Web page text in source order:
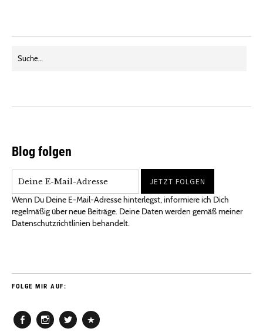
Blog folgen
Wenn Du Deine E-Mail-Adresse hinterlegst, informiere ich Dich
regelmäßig über neue Beiträge. Deine Daten werden gemäß meiner
Datenschutzrichtlinien behandelt.
FOLGE MIR AUF: